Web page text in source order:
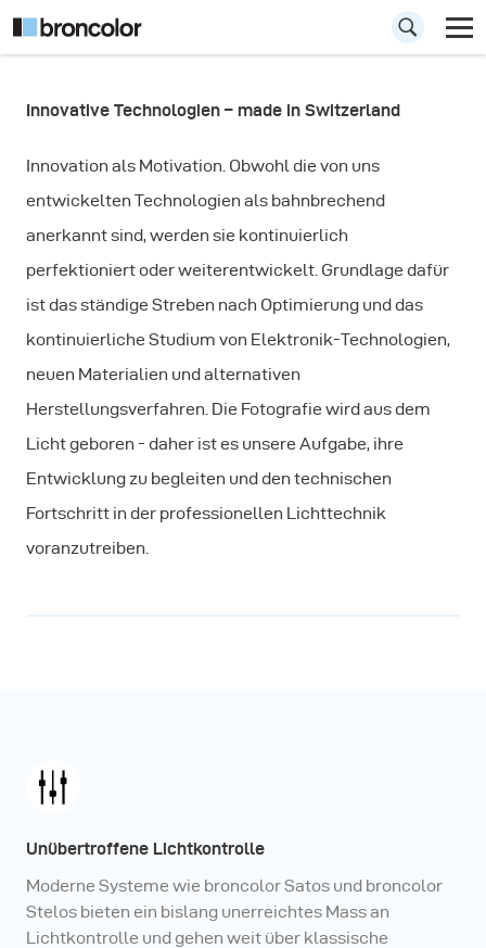
Technologien
Innovative Technologien – made in Switzerland
Innovation als Motivation. Obwohl die von uns
entwickelten Technologien als bahnbrechend
anerkannt sind, werden sie kontinuierlich
perfektioniert oder weiterentwickelt. Grundlage dafür
ist das ständige Streben nach Optimierung und das
kontinuierliche Studium von Elektronik-Technologien,
neuen Materialien und alternativen
Herstellungsverfahren. Die Fotografie wird aus dem
Licht geboren - daher ist es unsere Aufgabe, ihre
Entwicklung zu begleiten und den technischen
Fortschritt in der professionellen Lichttechnik
voranzutreiben.
Unübertroffene Lichtkontrolle
Moderne Systeme wie broncolor Satos und broncolor
Stelos bieten ein bislang unerreichtes Mass an
Lichtkontrolle und gehen weit über klassische